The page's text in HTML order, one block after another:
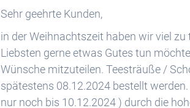
Sehr geehrte Kunden,
in der Weihnachtszeit haben wir viel
Liebsten gerne etwas Gutes tun
Wünsche mitzuteilen. Teesträuße /
spätestens 08.12.2024 bestellt
nur noch bis 10.12.2024 ) durch die